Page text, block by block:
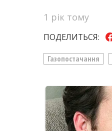
1 рік тому
ПОДЕЛИТЬСЯ:
Газопостачання